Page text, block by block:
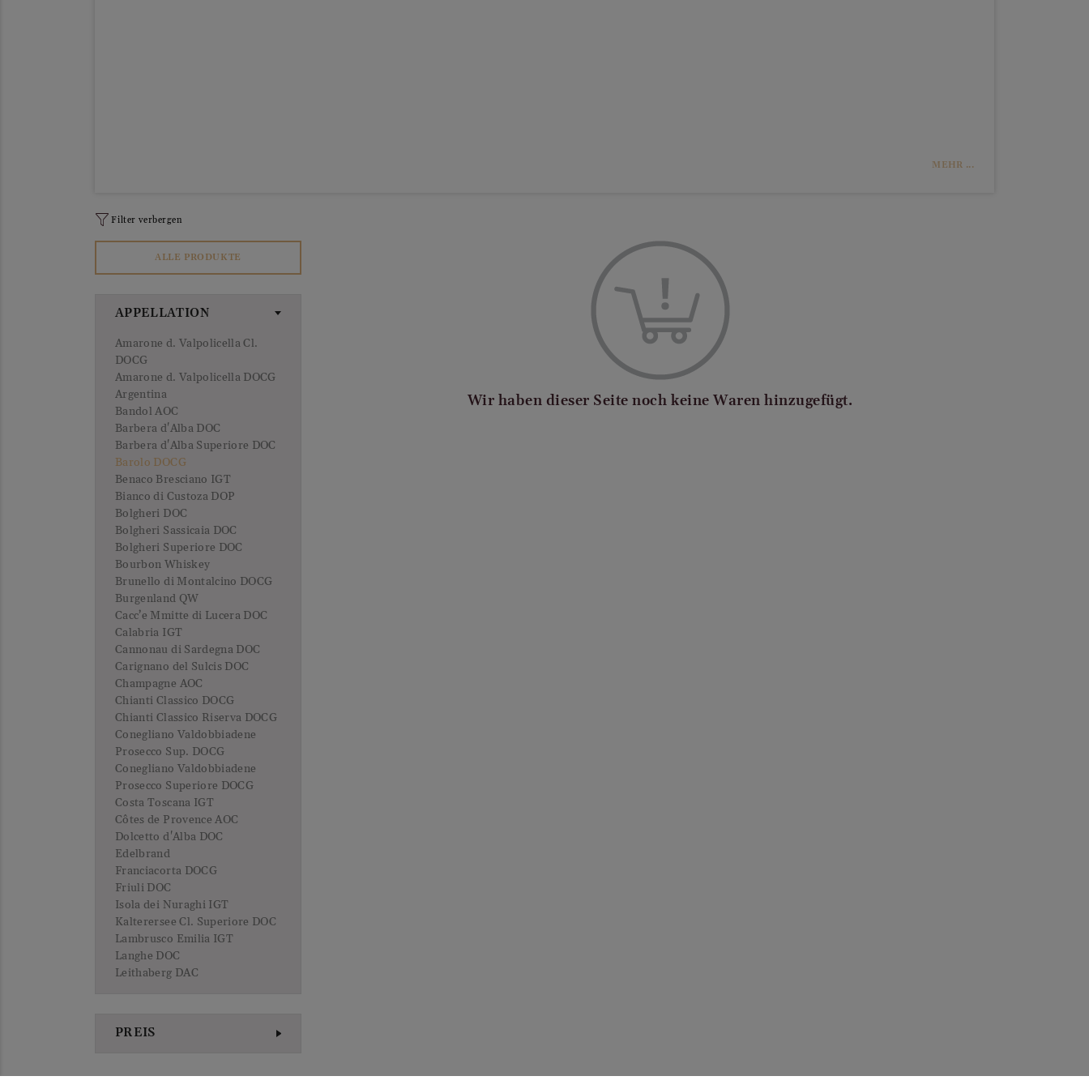
MEHR ...
Filter verbergen
ALLE PRODUKTE
APPELLATION
Amarone d. Valpolicella Cl.
DOCG
Amarone d. Valpolicella DOCG
Argentina
Bandol AOC
Barbera d'Alba DOC
Barbera d'Alba Superiore DOC
Barolo DOCG
Benaco Bresciano IGT
Bianco di Custoza DOP
Bolgheri DOC
Bolgheri Sassicaia DOC
Bolgheri Superiore DOC
Bourbon Whiskey
Brunello di Montalcino DOCG
Burgenland QW
Cacc’e Mmitte di Lucera DOC
Calabria IGT
Cannonau di Sardegna DOC
Carignano del Sulcis DOC
Champagne AOC
Chianti Classico DOCG
Chianti Classico Riserva DOCG
Conegliano Valdobbiadene
Prosecco Sup. DOCG
Conegliano Valdobbiadene
Prosecco Superiore DOCG
Costa Toscana IGT
Côtes de Provence AOC
Dolcetto d'Alba DOC
Edelbrand
Franciacorta DOCG
Friuli DOC
Isola dei Nuraghi IGT
Kalterersee Cl. Superiore DOC
Lambrusco Emilia IGT
Langhe DOC
Leithaberg DAC
Marche IGT
Maremma Toscana DOC
Mendoza
PREIS
Wir haben dieser Seite noch keine Waren hinzugefügt.